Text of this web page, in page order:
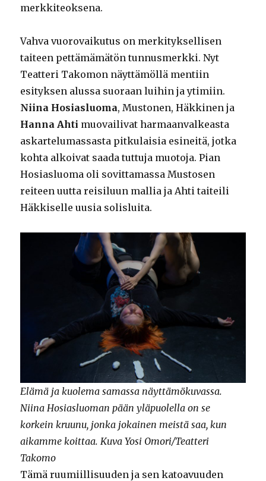
merkkiteoksena.
Vahva vuorovaikutus on merkityksellisen
taiteen pettämämätön tunnusmerkki. Nyt
Teatteri Takomon näyttämöllä mentiin
esityksen alussa suoraan luihin ja ytimiin.
Niina Hosiasluoma, Mustonen, Häkkinen ja
Hanna Ahti muovailivat harmaanvalkeasta
askartelumassasta pitkulaisia esineitä, jotka
kohta alkoivat saada tuttuja muotoja. Pian
Hosiasluoma oli sovittamassa Mustosen
reiteen uutta reisiluun mallia ja Ahti taiteili
Häkkiselle uusia solisluita.
Elämä ja kuolema samassa näyttämökuvassa.
Niina Hosiasluoman pään yläpuolella on se
korkein kruunu, jonka jokainen meistä saa, kun
aikamme koittaa. Kuva Yosi Omori/Teatteri
Takomo
Tämä ruumiillisuuden ja sen katoavuuden